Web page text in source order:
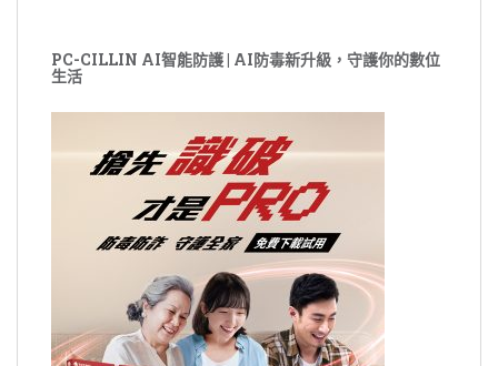
PC-CILLIN AI智能防護 | AI防毒新升級，守護你的數位
生活